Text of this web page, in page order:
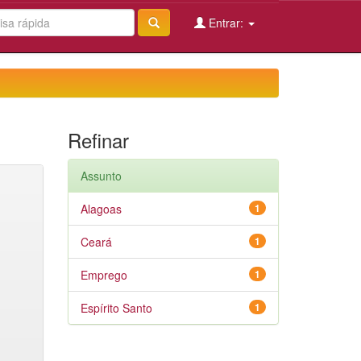
Entrar:
Refinar
Assunto
1
Alagoas
1
Ceará
1
Emprego
1
Espírito Santo